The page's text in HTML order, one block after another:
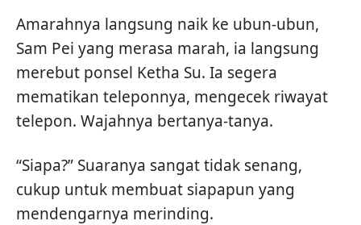
Amarahnya langsung naik ke ubun-ubun,
Sam Pei yang merasa marah, ia langsung
merebut ponsel Ketha Su. Ia segera
mematikan teleponnya, mengecek riwayat
telepon. Wajahnya bertanya-tanya.
“Siapa?” Suaranya sangat tidak senang,
cukup untuk membuat siapapun yang
mendengarnya merinding.